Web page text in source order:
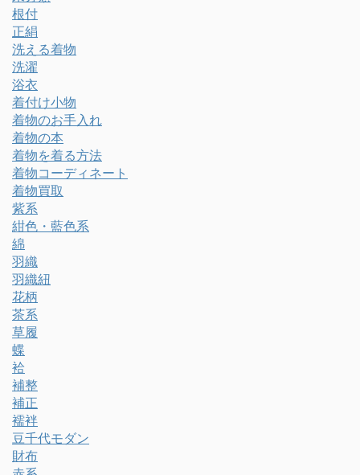
根付
正絹
洗える着物
洗濯
浴衣
着付け小物
着物のお手入れ
着物の本
着物を着る方法
着物コーディネート
着物買取
紫系
紺色・藍色系
綿
羽織
羽織紐
花柄
茶系
草履
蝶
袷
補整
補正
襦袢
豆千代モダン
財布